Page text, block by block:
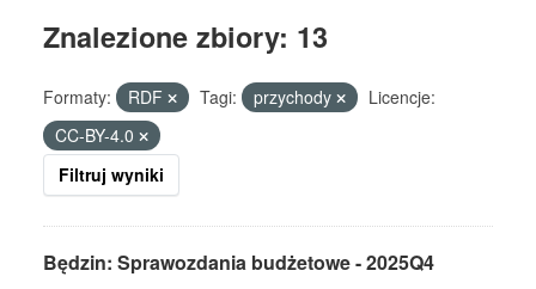
Znalezione zbiory: 13
Formaty: RDF Tagi: przychody
Licencje:
CC-BY-4.0
Filtruj wyniki
Będzin: Sprawozdania budżetowe - 2025Q4